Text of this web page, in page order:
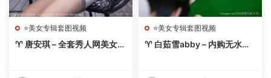
⭐美女专辑套图视频
♈ 唐安琪 – 全套秀人网美女写
⭐美女专辑套图视频
♈ 白茹雪abby – 内购无水印